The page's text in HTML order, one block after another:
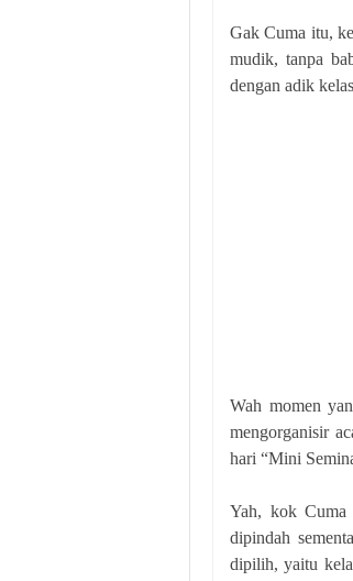
Gak Cuma itu,
mudik, tanpa
dengan adik
Wah momen
mengorganisir
hari “Mini
Yah, kok Cuma
dipindah
dipilih, yaitu